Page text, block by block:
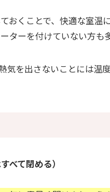
おくことで、快適な室温
ターを付けていない方も
気を出さないことには温
べて閉める）